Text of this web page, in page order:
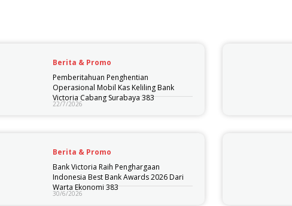
Berita & Promo
Pemberitahuan Penghentian
Operasional Mobil Kas Keliling Bank
Victoria Cabang Surabaya 383
22/7/2026
Berita & Promo
Bank Victoria Raih Penghargaan
Indonesia Best Bank Awards 2026 Dari
Warta Ekonomi 383
30/6/2026